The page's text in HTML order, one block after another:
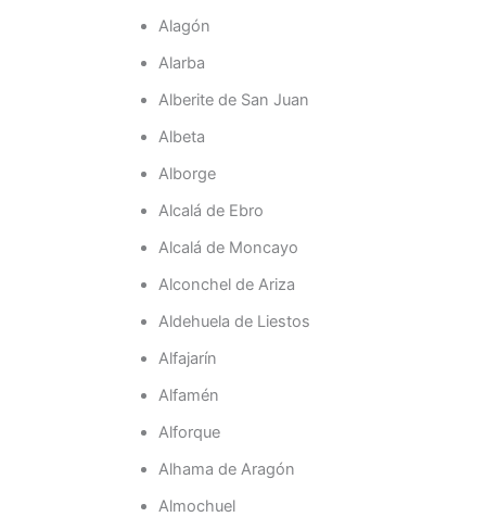
Alagón
Alarba
Alberite de San Juan
Albeta
Alborge
Alcalá de Ebro
Alcalá de Moncayo
Alconchel de Ariza
Aldehuela de Liestos
Alfajarín
Alfamén
Alforque
Alhama de Aragón
Almochuel